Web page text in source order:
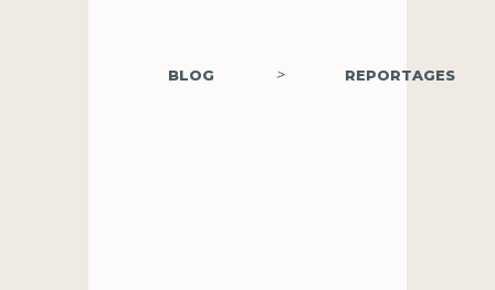
BLOG > REPORTAGES